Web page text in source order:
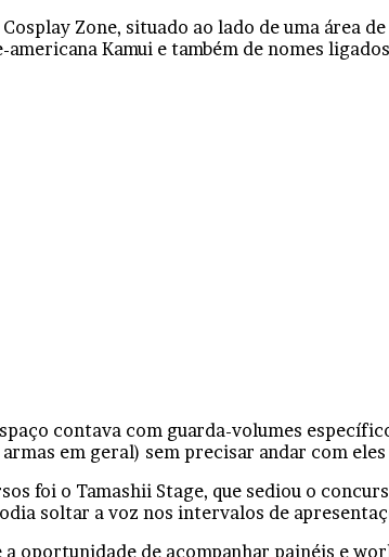
Zone, situado ao lado de uma área
Kamui e também de nomes
contava com guarda-volumes
em geral) sem precisar andar com
foi o Tamashii Stage, que sediou o
soltar a voz nos intervalos de
oportunidade de acompanhar painéis e